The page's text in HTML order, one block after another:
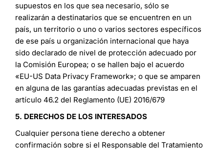
supuestos en los que sea necesario, sólo se
realizarán a destinatarios que se encuentren en un
país, un territorio o uno o varios sectores específicos
de ese país u organización internacional que haya
sido declarado de nivel de protección adecuado por
la Comisión Europea; o se hallen bajo el acuerdo
«EU-US Data Privacy Framework»; o que se amparen
en alguna de las garantías adecuadas previstas en el
artículo 46.2 del Reglamento (UE) 2016/679
5. DERECHOS DE LOS INTERESADOS
Cualquier persona tiene derecho a obtener
confirmación sobre si el Responsable del Tratamiento